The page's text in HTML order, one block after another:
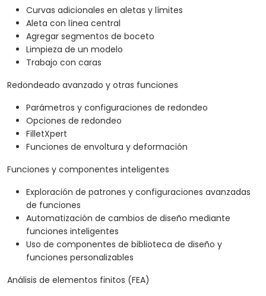
Curvas adicionales en aletas y límites
Aleta con línea central
Agregar segmentos de boceto
Limpieza de un modelo
Trabajo con caras
Redondeado avanzado y otras funciones
Parámetros y configuraciones de redondeo
Opciones de redondeo
FilletXpert
Funciones de envoltura y deformación
Funciones y componentes inteligentes
Exploración de patrones y configuraciones avanzadas
de funciones
Automatización de cambios de diseño mediante
funciones inteligentes
Uso de componentes de biblioteca de diseño y
funciones personalizables
Análisis de elementos finitos (FEA)